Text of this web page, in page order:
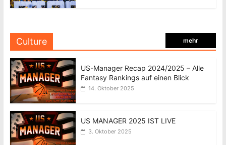
Culture mehr
US-Manager Recap 2024/2025 – Alle
Fantasy Rankings auf einen Blick
14. Oktober 2025
US MANAGER 2025 IST LIVE
3. Oktober 2025